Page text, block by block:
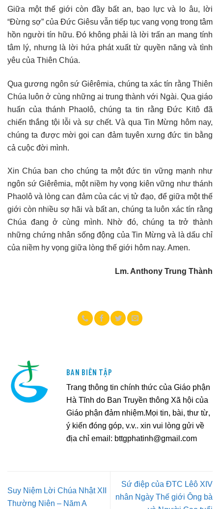
Giữa một thế giới còn đầy bất an, bạo lực và lo âu, lời
“Đừng sợ” của Đức Giêsu vẫn tiếp tục vang vọng trong tâm
hồn người tín hữu. Đó không phải là lời trấn an mang tính
tâm lý, nhưng là lời hứa phát xuất từ quyền năng và tình
yêu của Thiên Chúa.
Qua gương ngôn sứ Giêrêmia, chúng ta xác tín rằng Thiên
Chúa luôn ở cùng những ai trung thành với Ngài. Qua giáo
huấn của thánh Phaolô, chúng ta tin rằng Đức Kitô đã
chiến thắng tội lỗi và sự chết. Và qua Tin Mừng hôm nay,
chúng ta được mời gọi can đảm tuyên xưng đức tin bằng
cả cuộc đời mình.
Xin Chúa ban cho chúng ta một đức tin vững mạnh như
ngôn sứ Giêrêmia, một niềm hy vọng kiên vững như thánh
Phaolô và lòng can đảm của các vị tử đạo, để giữa một thế
giới còn nhiều sợ hãi và bất an, chúng ta luôn xác tín rằng
Chúa đang ở cùng mình. Nhờ đó, chúng ta trở thành
những chứng nhân sống động của Tin Mừng và là dấu chỉ
của niềm hy vọng giữa lòng thế giới hôm nay. Amen.
Lm. Anthony Trung Thành
BAN BIÊN TẬP
Trang thông tin chính thức của Giáo phận
Hà Tĩnh do Ban Truyền thông Xã hội của
Giáo phận đảm nhiệm.Mọi tin, bài, thư từ,
ý kiến đóng góp, v.v.. xin vui lòng gửi về
địa chỉ email: bttgphatinh@gmail.com
Suy Niệm Lời Chúa Nhật XII
Thường Niên – Năm A
Sứ điệp của ĐTC Lêô XIV
nhân Ngày Thế giới Ông bà